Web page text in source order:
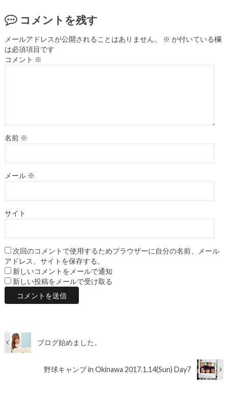
コメントを残す
メールアドレスが公開されることはありません。 ※ が付いている欄
は必須項目です
コメント ※
名前 ※
メール ※
サイト
次回のコメントで使用するためブラウザーに自分の名前、メール
アドレス、サイトを保存する。
新しいコメントをメールで通知
新しい投稿をメールで受け取る
ブログ始めました。
野球キャンプ in Okinawa 2017.1.14(Sun) Day7